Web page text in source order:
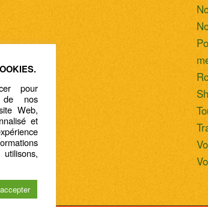
pour
de nos
Web,
et